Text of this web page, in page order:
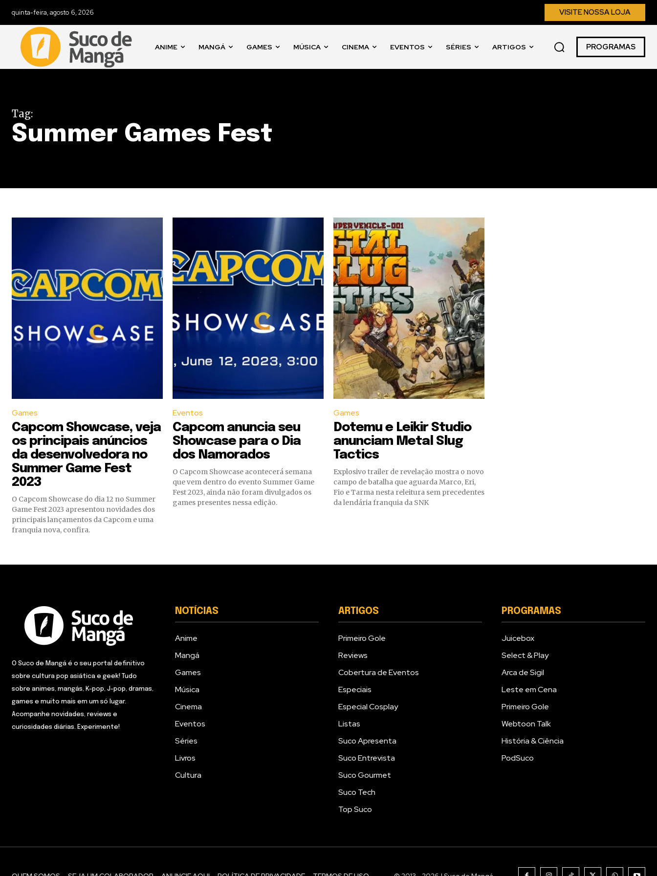
quinta-feira, agosto 6, 2026 VISITE NOSSA LOJA
ANIME MANGÁ GAMES MÚSICA CINEMA EVENTOS SÉRIES ARTIGOS PROGRAMAS
Tag:
Summer Games Fest
Games
Capcom Showcase, veja
os principais anúncios
da desenvolvedora no
Summer Game Fest
2023
O Capcom Showcase do dia 12 no Summer
Game Fest 2023 apresentou novidades dos
principais lançamentos da Capcom e uma
franquia nova, confira.
Eventos
Capcom anuncia seu
Showcase para o Dia
dos Namorados
O Capcom Showcase acontecerá semana
que vem dentro do evento Summer Game
Fest 2023, ainda não foram divulgados os
games presentes nessa edição.
Games
Dotemu e Leikir Studio
anunciam Metal Slug
Tactics
Explosivo trailer de revelação mostra o novo
campo de batalha que aguarda Marco, Eri,
Fio e Tarma nesta releitura sem precedentes
da lendária franquia da SNK
O Suco de Mangá é o seu portal definitivo
sobre cultura pop asiática e geek! Tudo
sobre animes, mangás, K-pop, J-pop, dramas,
games e muito mais em um só lugar.
Acompanhe novidades, reviews e
curiosidades diárias. Experimente!
NOTÍCIAS
Anime
Mangá
Games
Música
Cinema
Eventos
Séries
Livros
Cultura
ARTIGOS
Primeiro Gole
Reviews
Cobertura de Eventos
Especiais
Especial Cosplay
Listas
Suco Apresenta
Suco Entrevista
Suco Gourmet
Suco Tech
Top Suco
PROGRAMAS
Juicebox
Select & Play
Arca de Sigil
Leste em Cena
Primeiro Gole
Webtoon Talk
História & Ciência
PodSuco